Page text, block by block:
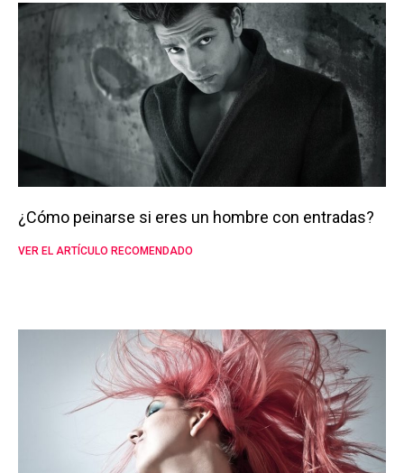
¿Cómo peinarse si eres un hombre con entradas?
VER EL ARTÍCULO RECOMENDADO